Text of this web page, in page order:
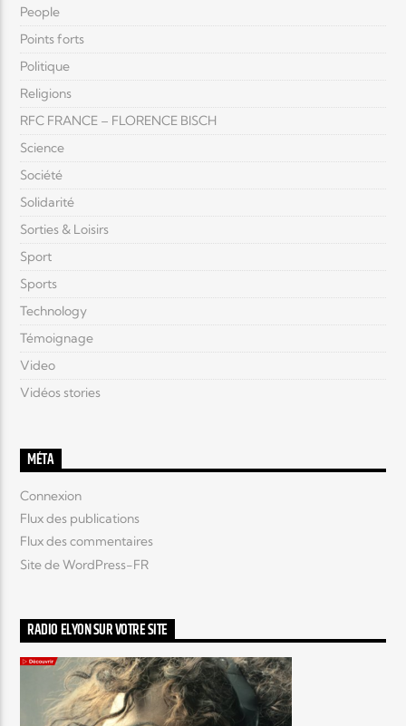
People
Points forts
Politique
Religions
RFC FRANCE – FLORENCE BISCH
Science
Société
Solidarité
Sorties & Loisirs
Sport
Sports
Technology
Témoignage
Video
Vidéos stories
MÉTA
Connexion
Flux des publications
Flux des commentaires
Site de WordPress-FR
RADIO ELYON SUR VOTRE SITE